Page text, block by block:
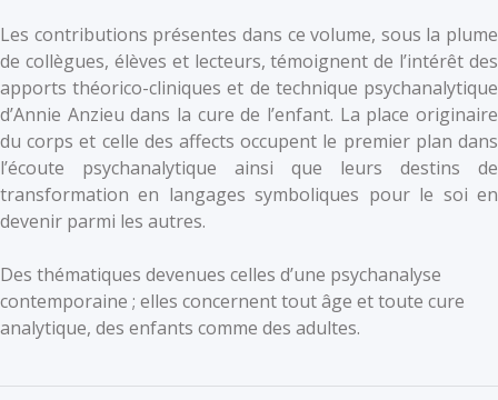
Les contributions présentes dans ce volume, sous la plume
de collègues, élèves et lecteurs, témoignent de l’intérêt des
apports théorico-cliniques et de technique psychanalytique
d’Annie Anzieu dans la cure de l’enfant. La place originaire
du corps et celle des affects occupent le premier plan dans
l’écoute psychanalytique ainsi que leurs destins de
transformation en langages symboliques pour le soi en
devenir parmi les autres.
Des thématiques devenues celles d’une psychanalyse
contemporaine ; elles concernent tout âge et toute cure
analytique, des enfants comme des adultes.